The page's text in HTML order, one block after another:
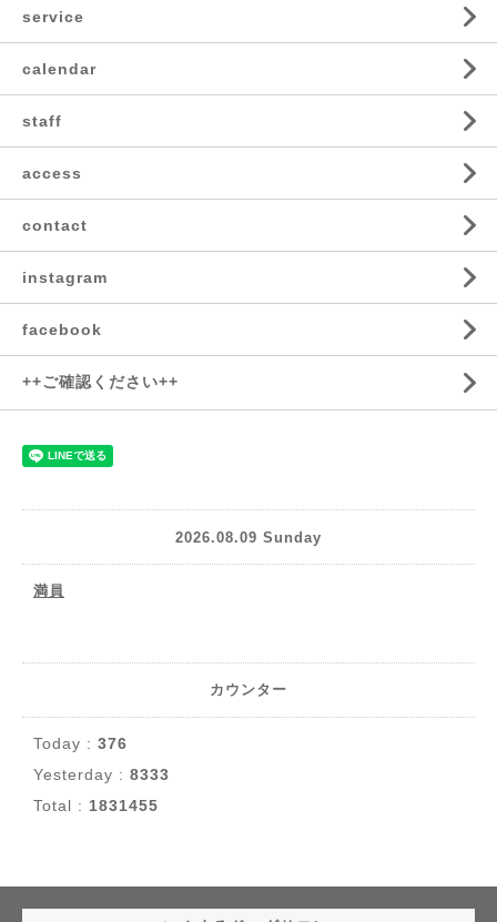
service
calendar
staff
access
contact
instagram
facebook
++ご確認ください++
2026.08.09 Sunday
満員
カウンター
Today : 376
Yesterday : 8333
Total : 1831455